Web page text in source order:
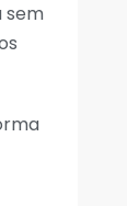
sem